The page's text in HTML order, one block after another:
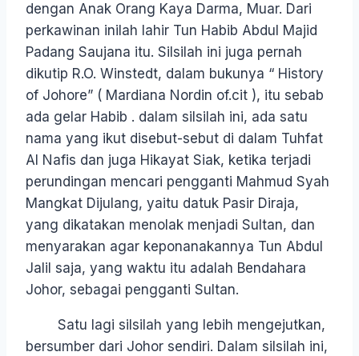
dengan Anak Orang Kaya Darma, Muar. Dari
perkawinan inilah lahir Tun Habib Abdul Majid
Padang Saujana itu. Silsilah ini juga pernah
dikutip R.O. Winstedt, dalam bukunya “ History
of Johore” ( Mardiana Nordin of.cit ), itu sebab
ada gelar Habib . dalam silsilah ini, ada satu
nama yang ikut disebut-sebut di dalam Tuhfat
Al Nafis dan juga Hikayat Siak, ketika terjadi
perundingan mencari pengganti Mahmud Syah
Mangkat Dijulang, yaitu datuk Pasir Diraja,
yang dikatakan menolak menjadi Sultan, dan
menyarakan agar keponanakannya Tun Abdul
Jalil saja, yang waktu itu adalah Bendahara
Johor, sebagai pengganti Sultan.
Satu lagi silsilah yang lebih mengejutkan,
bersumber dari Johor sendiri. Dalam silsilah ini,